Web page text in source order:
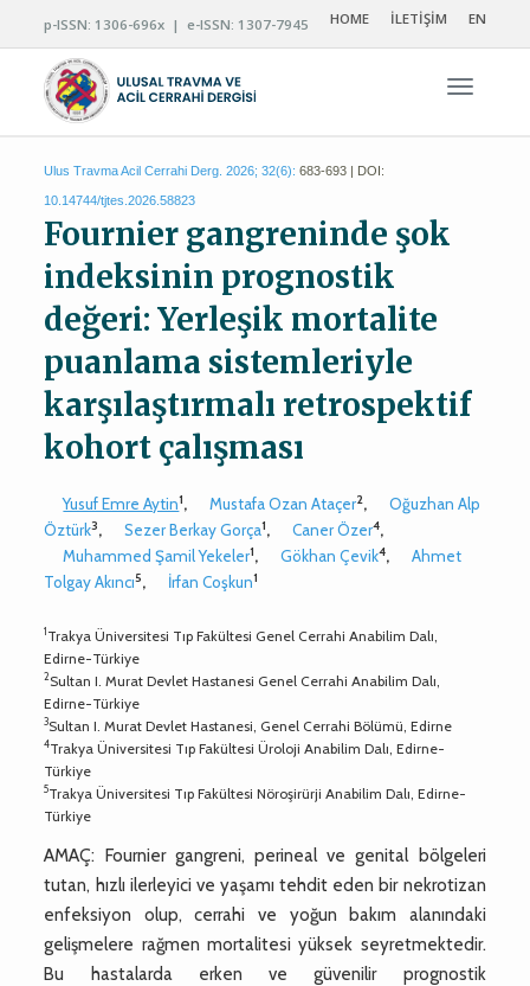
p-ISSN: 1306-696x | e-ISSN: 1307-7945 HOME İLETİŞİM EN
Ulus Travma Acil Cerrahi Derg. 2026; 32(6): 683-693 | DOI:
10.14744/tjtes.2026.58823
Fournier gangreninde şok
indeksinin prognostik
değeri: Yerleşik mortalite
puanlama sistemleriyle
karşılaştırmalı retrospektif
kohort çalışması
Yusuf Emre Aytin1, Mustafa Ozan Ataçer2,
Oğuzhan Alp
Öztürk3, Sezer Berkay Gorça1, Caner Özer4,
Muhammed Şamil Yekeler1, Gökhan Çevik4,
Ahmet
Tolgay Akıncı5, İrfan Coşkun1
1Trakya Üniversitesi Tıp Fakültesi Genel Cerrahi Anabilim Dalı,
Edirne-Türkiye
2Sultan I. Murat Devlet Hastanesi Genel Cerrahi Anabilim Dalı,
Edirne-Türkiye
3Sultan I. Murat Devlet Hastanesi, Genel Cerrahi Bölümü, Edirne
4Trakya Üniversitesi Tıp Fakültesi Üroloji Anabilim Dalı, Edirne-
Türkiye
5Trakya Üniversitesi Tıp Fakültesi Nöroşirürji Anabilim Dalı, Edirne-
Türkiye
AMAÇ: Fournier gangreni, perineal ve genital bölgeleri
tutan, hızlı ilerleyici ve yaşamı tehdit eden bir nekrotizan
enfeksiyon olup, cerrahi ve yoğun bakım alanındaki
gelişmelere rağmen mortalitesi yüksek seyretmektedir.
Bu hastalarda erken ve güvenilir prognostik